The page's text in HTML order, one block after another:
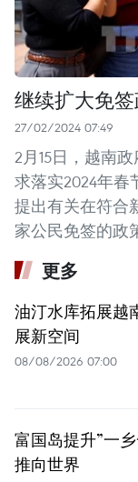
继续扩大免
27/02/2024 07:49
2月15日，越南
求落实2024年春
提出有关在符合
家公民免签的政
更多
油汀水库拓展越
展新空间
08/08/2026 07:00
富国岛提升”一
推向世界